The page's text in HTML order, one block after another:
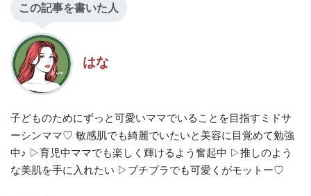
この記事を書いた人
はな
子どものためにずっと可愛いママでいることを目指すミドサ
ーシンママ♡ 敏感肌でも綺麗でいたいと美容に目覚めて勉強
中♪ ▷育児中ママでも楽しく輝けるよう奮起中 ▷推しのよう
な美肌を手に入れたい ▷プチプラでも可愛くがモットー♡